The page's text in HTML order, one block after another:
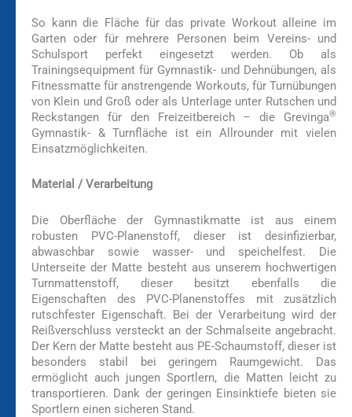
So kann die Fläche für das private Workout alleine im
Garten oder für mehrere Personen beim Vereins- und
Schulsport perfekt eingesetzt werden. Ob als
Trainingsequipment für Gymnastik- und Dehnübungen, als
Fitnessmatte für anstrengende Workouts, für Turnübungen
von Klein und Groß oder als Unterlage unter Rutschen und
Reckstangen für den Freizeitbereich – die Grevinga®
Gymnastik- & Turnfläche ist ein Allrounder mit vielen
Einsatzmöglichkeiten.
Material / Verarbeitung
Die Oberfläche der Gymnastikmatte ist aus einem
robusten PVC-Planenstoff, dieser ist desinfizierbar,
abwaschbar sowie wasser- und speichelfest. Die
Unterseite der Matte besteht aus unserem hochwertigen
Turnmattenstoff, dieser besitzt ebenfalls die
Eigenschaften des PVC-Planenstoffes mit zusätzlich
rutschfester Eigenschaft. Bei der Verarbeitung wird der
Reißverschluss versteckt an der Schmalseite angebracht.
Der Kern der Matte besteht aus PE-Schaumstoff, dieser ist
besonders stabil bei geringem Raumgewicht. Das
ermöglicht auch jungen Sportlern, die Matten leicht zu
transportieren. Dank der geringen Einsinktiefe bieten sie
Sportlern einen sicheren Stand.